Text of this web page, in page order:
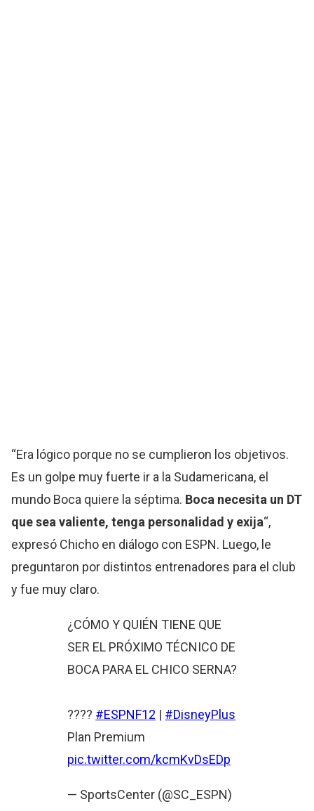
“Era lógico porque no se cumplieron los objetivos.
Es un golpe muy fuerte ir a la Sudamericana, el
mundo Boca quiere la séptima. Boca necesita un DT
que sea valiente, tenga personalidad y exija“,
expresó Chicho en diálogo con ESPN. Luego, le
preguntaron por distintos entrenadores para el club
y fue muy claro.
¿CÓMO Y QUIÉN TIENE QUE
SER EL PRÓXIMO TÉCNICO DE
BOCA PARA EL CHICO SERNA?
???? #ESPNF12 | #DisneyPlus
Plan Premium
pic.twitter.com/kcmKvDsEDp
— SportsCenter (@SC_ESPN)